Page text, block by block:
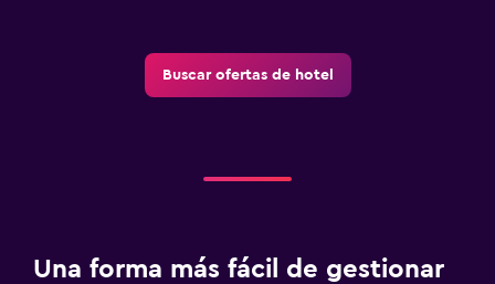
Buscar ofertas de hotel
Una forma más fácil de gestionar